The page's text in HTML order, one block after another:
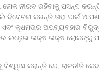
ଲୋକ ନୀରବ ରହିବାକୁ ପସନ୍ଦ
ବିବେଚନା କରନ୍ତି ତାହା ପାଇଁ
ଏବଂ କ୍ଷମତାର ଅପବ୍ୟବହାର
ଲଢ଼େଇ ଲକ୍ଷ ଲକ୍ଷ ଲୋକଙ୍କୁ
କରାନ୍ତି ଯେ, ରାଜନୀତି